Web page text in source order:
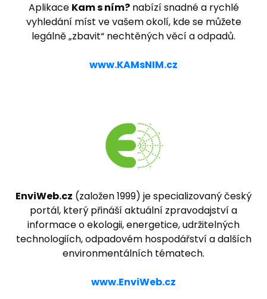
Aplikace Kam s ním?nabízí snadné a rychlé
vyhledání míst ve vašem okolí, kde se můžete
legálně „zbavit“ nechtěných věcí a odpadů.
www.KAMsNIM.cz
EnviWeb.cz (založen 1999) je specializovaný český
portál, který přináší aktuální zpravodajství a
informace o ekologii, energetice, udržitelných
technologiích, odpadovém hospodářství a dalších
environmentálních tématech.
www.EnviWeb.cz